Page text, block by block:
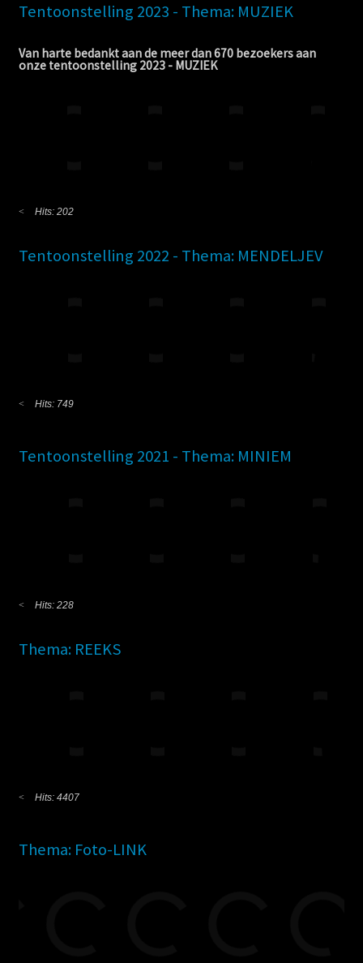
Tentoonstelling 2023 - Thema: MUZIEK
Van harte bedankt aan de meer dan 670 bezoekers aan
onze tentoonstelling 2023 - MUZIEK
Hits: 202
Tentoonstelling 2022 - Thema: MENDELJEV
Hits: 749
Tentoonstelling 2021 - Thema: MINIEM
Hits: 228
Thema: REEKS
Hits: 4407
Thema: Foto-LINK